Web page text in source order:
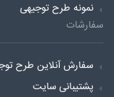
نمونه طرح توجیهی
سفارشات
سفارش آنلاین طرح
پشتیبانی سایت